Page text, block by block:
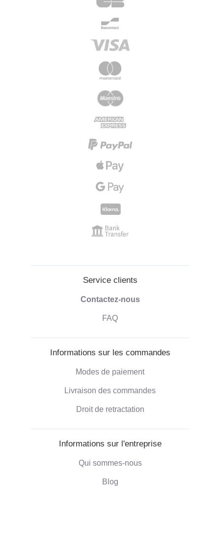
Service clients
Contactez-nous
FAQ
Informations sur les commandes
Modes de paiement
Livraison des commandes
Droit de retractation
Informations sur l'entreprise
Qui sommes-nous
Blog